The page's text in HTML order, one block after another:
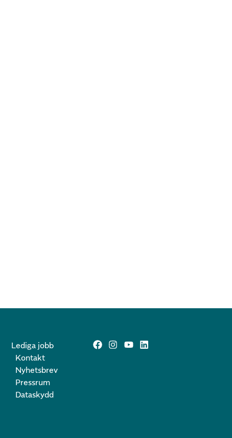
Lediga jobb
Kontakt
Nyhetsbrev
Pressrum
Dataskydd